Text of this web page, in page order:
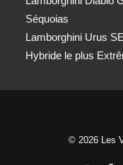
Séquoias
Lamborghini Urus
Hybride le plus
© 2026 Les